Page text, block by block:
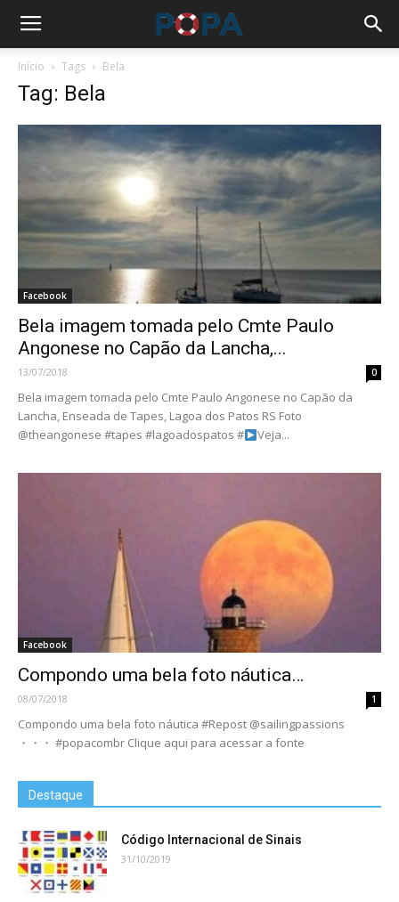
Início Tags Bela
Tag: Bela
Facebook
Bela imagem tomada pelo Cmte Paulo
Angonese no Capão da Lancha,...
13/07/2018 0
Bela imagem tomada pelo Cmte Paulo Angonese no Capão da
Lancha, Enseada de Tapes, Lagoa dos Patos RS Foto
@theangonese #tapes #lagoadospatos #
Veja...
Facebook
Compondo uma bela foto náutica…
08/07/2018 1
Compondo uma bela foto náutica #Repost @sailingpassions
・・・ #popacombr Clique aqui para acessar a fonte
Destaque
Código Internacional de Sinais
31/10/2019